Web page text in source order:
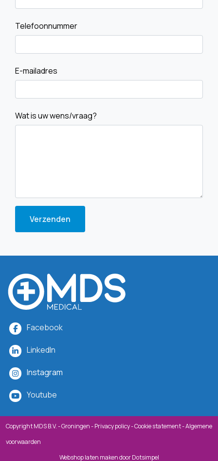
Telefoonnummer
E-mailadres
Wat is uw wens/vraag?
Verzenden
Facebook
LinkedIn
Instagram
Youtube
Copyright MDS B.V. - Groningen -Privacy policy-Cookie statement-Algemene
voorwaarden
Webshop laten makendoor Dotsimpel